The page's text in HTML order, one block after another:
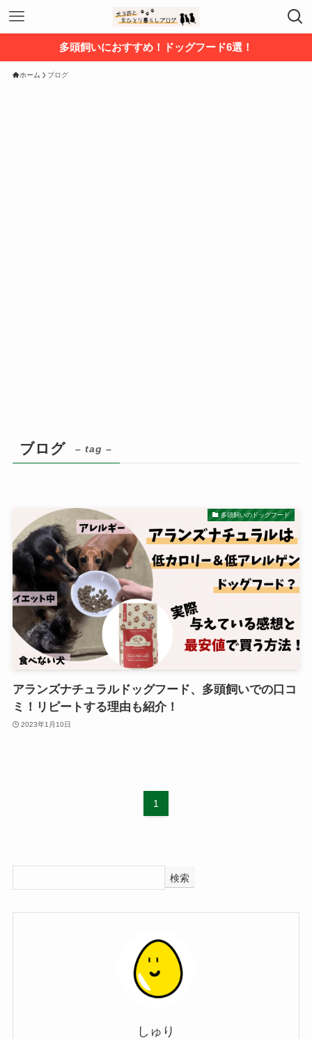
多頭飼いにおすすめ！ドッグフード6選！
ホーム ブログ
ブログ – tag –
多頭飼いのドッグフード
アランズナチュラルドッグフード、多頭飼いでの口コ
ミ！リピートする理由も紹介！
2023年1月10日
1
検索
しゅり